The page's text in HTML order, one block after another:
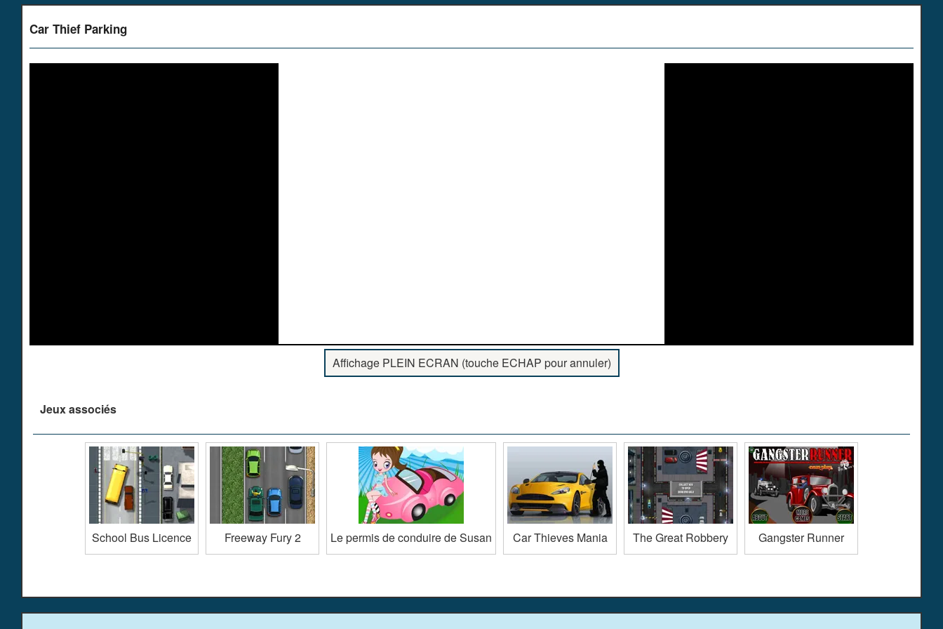
Car Thief Parking
Affichage PLEIN ECRAN (touche ECHAP pour annuler)
Jeux associés
School Bus Licence Freeway Fury 2 Le permis de conduire de Susan Car Thieves Mania The Great Robbery Gangster Runner